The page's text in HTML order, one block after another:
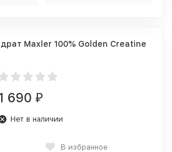
Maxler 100% Golden Creatine
690 ₽
Нет в наличии
В избранное